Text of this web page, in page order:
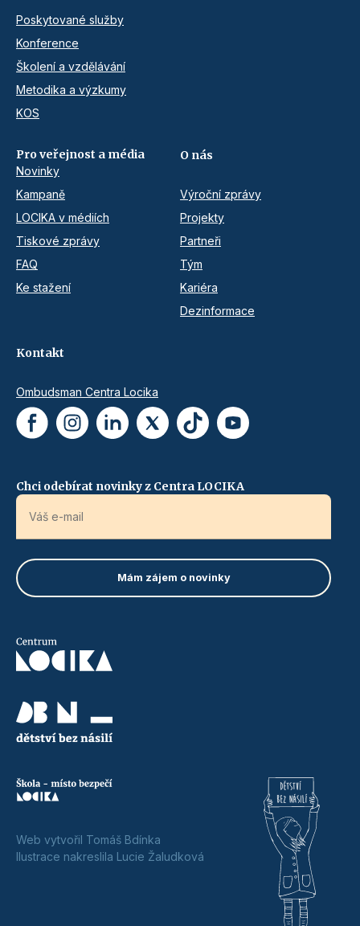
Poskytované služby
Konference
Školení a vzdělávání
Metodika a výzkumy
KOS
Pro veřejnost a média
Novinky
Kampaně
LOCIKA v médiích
Tiskové zprávy
FAQ
Ke stažení
O nás
Výroční zprávy
Projekty
Partneři
Tým
Kariéra
Dezinformace
Kontakt
Ombudsman Centra Locika
Chci odebírat novinky z Centra LOCIKA
Web vytvořil Tomáš Bdínka
Ilustrace nakreslila Lucie Žaludková